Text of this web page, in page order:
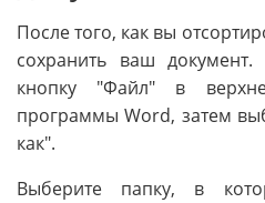
После того, как вы
сохранить ваш
кнопку "Файл" в
программы Word, затем
как".
Выберите папку, в